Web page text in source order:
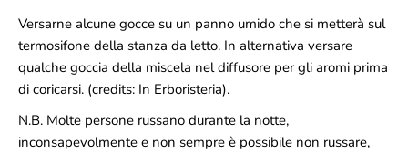
Versarne alcune gocce su un panno umido che si metterà sul
termosifone della stanza da letto. In alternativa versare
qualche goccia della miscela nel diffusore per gli aromi prima
di coricarsi. (credits: In Erboristeria).
N.B. Molte persone russano durante la notte,
inconsapevolmente e non sempre è possibile non russare,